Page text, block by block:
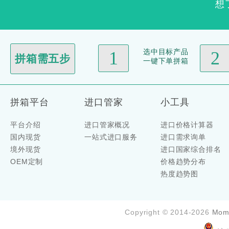
想
拼箱需五步 1
选中目标产品
一键下单拼箱
2
拼箱平台
平台介绍
国内现货
境外现货
OEM定制
进口管家
进口管家概况
一站式进口服务
小工具
进口价格计算器
进口需求询单
进口国家综合排名
价格趋势分布
热度趋势图
Copyright © 2014-2026